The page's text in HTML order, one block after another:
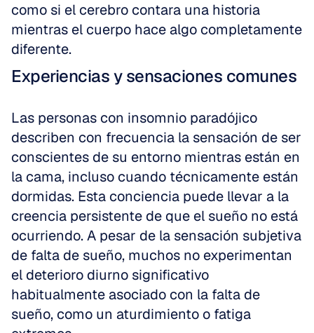
como si el cerebro contara una historia
mientras el cuerpo hace algo completamente
diferente.
Experiencias y sensaciones comunes
Las personas con insomnio paradójico
describen con frecuencia la sensación de ser
conscientes de su entorno mientras están en
la cama, incluso cuando técnicamente están
dormidas. Esta conciencia puede llevar a la
creencia persistente de que el sueño no está
ocurriendo. A pesar de la sensación subjetiva
de falta de sueño, muchos no experimentan
el deterioro diurno significativo
habitualmente asociado con la falta de
sueño, como un aturdimiento o fatiga